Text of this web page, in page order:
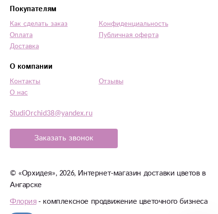
StudiOrchid38@yandex.ru
Заказать звонок
Покупателям
Как сделать заказ
Оплата
Доставка
Конфиденциальность
Публичная оферта
О компании
Контакты
О нас
Отзывы
© «Орхидея», 2026, Интернет-магазин доставки цветов в
Ангарске
Флория- комплексное продвижение цветочного бизнеса